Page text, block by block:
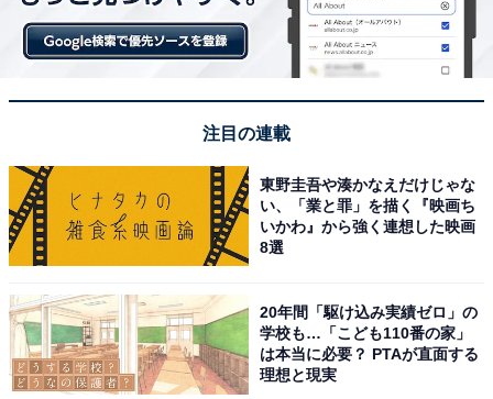
注目の連載
東野圭吾や湊かなえだけじゃな
い、「業と罪」を描く『映画ち
いかわ』から強く連想した映画
8選
20年間「駆け込み実績ゼロ」の
学校も…「こども110番の家」
は本当に必要？ PTAが直面する
理想と現実